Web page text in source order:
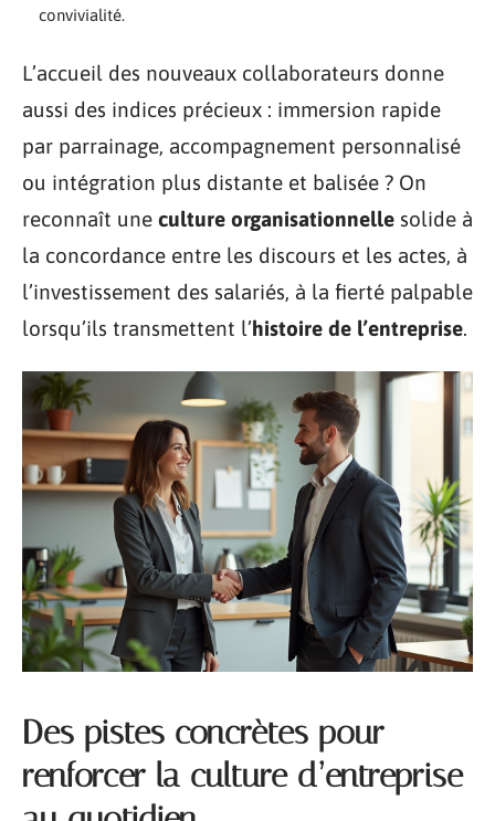
convivialité.
L’accueil des nouveaux collaborateurs donne
aussi des indices précieux : immersion rapide
par parrainage, accompagnement personnalisé
ou intégration plus distante et balisée ? On
reconnaît une culture organisationnelle solide à
la concordance entre les discours et les actes, à
l’investissement des salariés, à la fierté palpable
lorsqu’ils transmettent l’histoire de l’entreprise.
Des pistes concrètes pour
renforcer la culture d’entreprise